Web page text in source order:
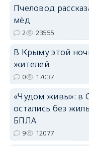
Пчеловод
мёд
2 23555
В Крыму этой
жителей
0 17037
«Чудом живы»: в
остались без
БПЛА
9 12077